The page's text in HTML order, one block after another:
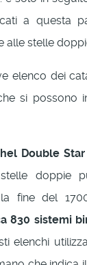
a questa
alle stelle
elenco dei
si possono
Double
doppie
fine del
830 sistemi
elenchi